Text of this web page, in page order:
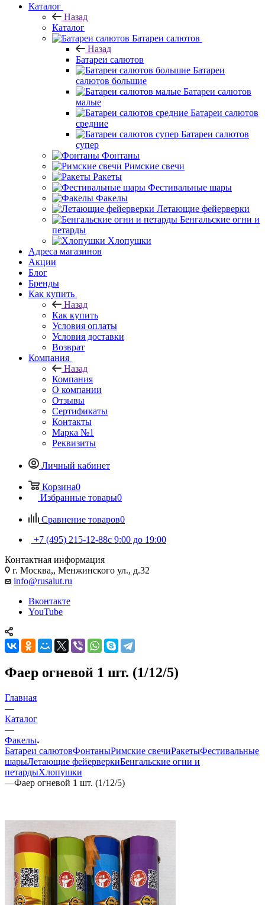
Каталог
Назад
Каталог
Батареи салютов
Назад
Батареи салютов
Батареи
салютов большие
Батареи салютов
малые
Батареи салютов
средние
Батареи салютов
супер
Фонтаны
Римские свечи
Ракеты
Фестивальные шары
Факелы
Летающие фейерверки
Бенгальские огни и
петарды
Хлопушки
Адреса магазинов
Акции
Блог
Бренды
Как купить
Назад
Как купить
Условия оплаты
Условия доставки
Возврат
Компания
Назад
Компания
О компании
Отзывы
Сертификаты
Контакты
Марка №1
Реквизиты
Личный кабинет
Корзина0
Избранные товары0
Сравнение товаров0
+7 (495) 215-12-88c 9:00 до 19:00
Контактная информация
г. Москва,, Менжинского ул., д.32
info@rusalut.ru
Вконтакте
YouTube
Фаер огневой 1 шт. (1/12/5)
Главная
—
Каталог
—
Факелы
Батареи салютовФонтаныРимские свечиРакетыФестивальные
шарыЛетающие фейерверкиБенгальские огни и
петардыХлопушки
—Фаер огневой 1 шт. (1/12/5)